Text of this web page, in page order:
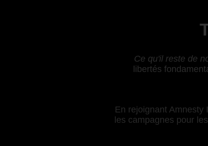
Ce qu'il reste de
libertés
En rejoignant
les campagnes pour